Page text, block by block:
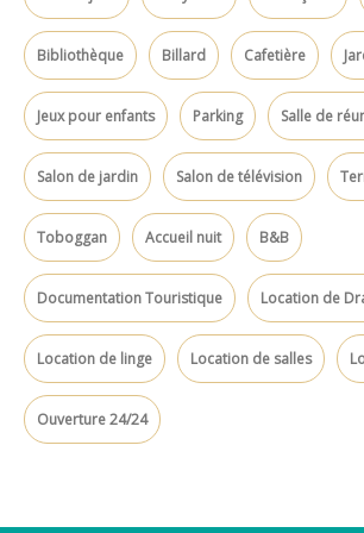
Bibliothèque Billard Cafetière
Jeux pour enfants Parking Salle de
Salon de jardin Salon de télévision
Toboggan Accueil nuit B&B
Documentation Touristique Location de
Location de linge Location de salles
Ouverture 24/24